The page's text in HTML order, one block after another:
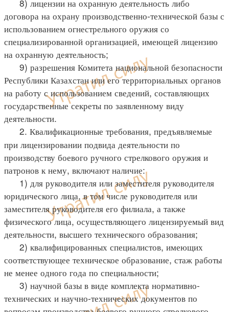
8) лицензии на охранную деятельность либо
договора на охрану производственно-технической базы с
использованием огнестрельного оружия со
специализированной организацией, имеющей лицензию
на охранную деятельность;
9) разрешения Комитета национальной безопасности
Республики Казахстан или его территориальных органов
на работу с использованием сведений, составляющих
государственные секреты по заявленному виду
деятельности.
2. Квалификационные требования, предъявляемые
при лицензировании подвида деятельности по
производству боевого ручного стрелкового оружия и
патронов к нему, включают наличие:
1) для руководителя или заместителя руководителя
юридического лица, в том числе руководителя или
заместителя руководителя его филиала, а также
физического лица, осуществляющего лицензируемый вид
деятельности, высшего технического образования;
2) квалифицированных специалистов, имеющих
соответствующее техническое образование, стаж работы
не менее одного года по специальности;
3) научной базы в виде комплекта нормативно-
технических и научно-технических документов по